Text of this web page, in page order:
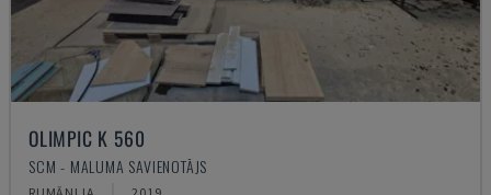
OLIMPIC K 560
SCM - MALUMA SAVIENOTĀJS